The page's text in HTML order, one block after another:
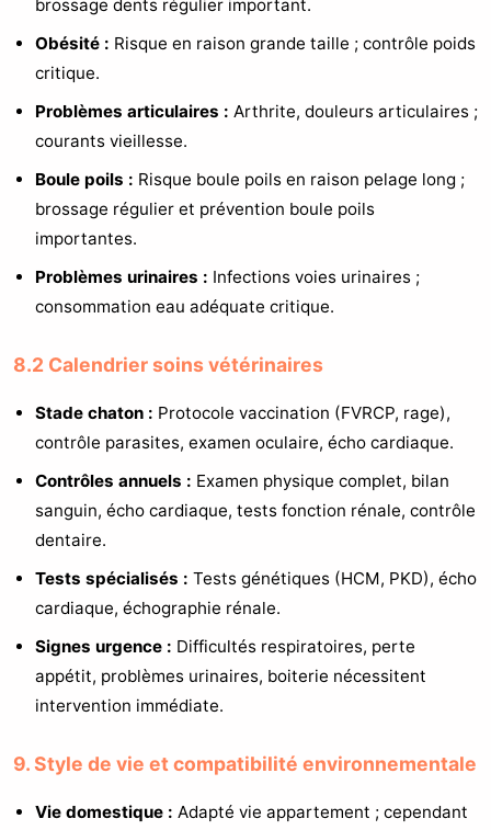
brossage dents régulier important.
Obésité : Risque en raison grande taille ; contrôle poids
critique.
Problèmes articulaires : Arthrite, douleurs articulaires ;
courants vieillesse.
Boule poils : Risque boule poils en raison pelage long ;
brossage régulier et prévention boule poils
importantes.
Problèmes urinaires : Infections voies urinaires ;
consommation eau adéquate critique.
8.2 Calendrier soins vétérinaires
Stade chaton : Protocole vaccination (FVRCP, rage),
contrôle parasites, examen oculaire, écho cardiaque.
Contrôles annuels : Examen physique complet, bilan
sanguin, écho cardiaque, tests fonction rénale, contrôle
dentaire.
Tests spécialisés : Tests génétiques (HCM, PKD), écho
cardiaque, échographie rénale.
Signes urgence : Difficultés respiratoires, perte
appétit, problèmes urinaires, boiterie nécessitent
intervention immédiate.
9. Style de vie et compatibilité environnementale
Vie domestique : Adapté vie appartement ; cependant